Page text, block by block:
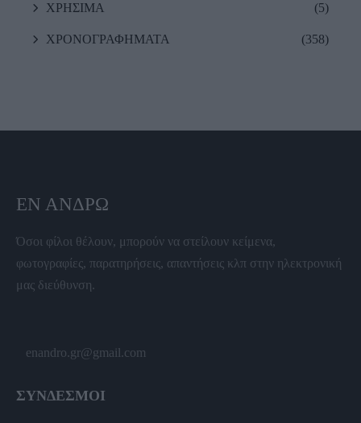
ΧΡΗΣΙΜΑ (5)
ΧΡΟΝΟΓΡΑΦΗΜΑΤΑ (358)
ΕΝ ΆΝΔΡΩ
Όσοι φίλοι θέλουν, μπορούν να στείλουν κείμενα,
φωτογραφίες, παρατηρήσεις, απαντήσεις κλπ στην ηλεκτρονική
μας διεύθυνση.
enandro.gr@gmail.com
ΣΥΝΔΕΣΜΟΙ